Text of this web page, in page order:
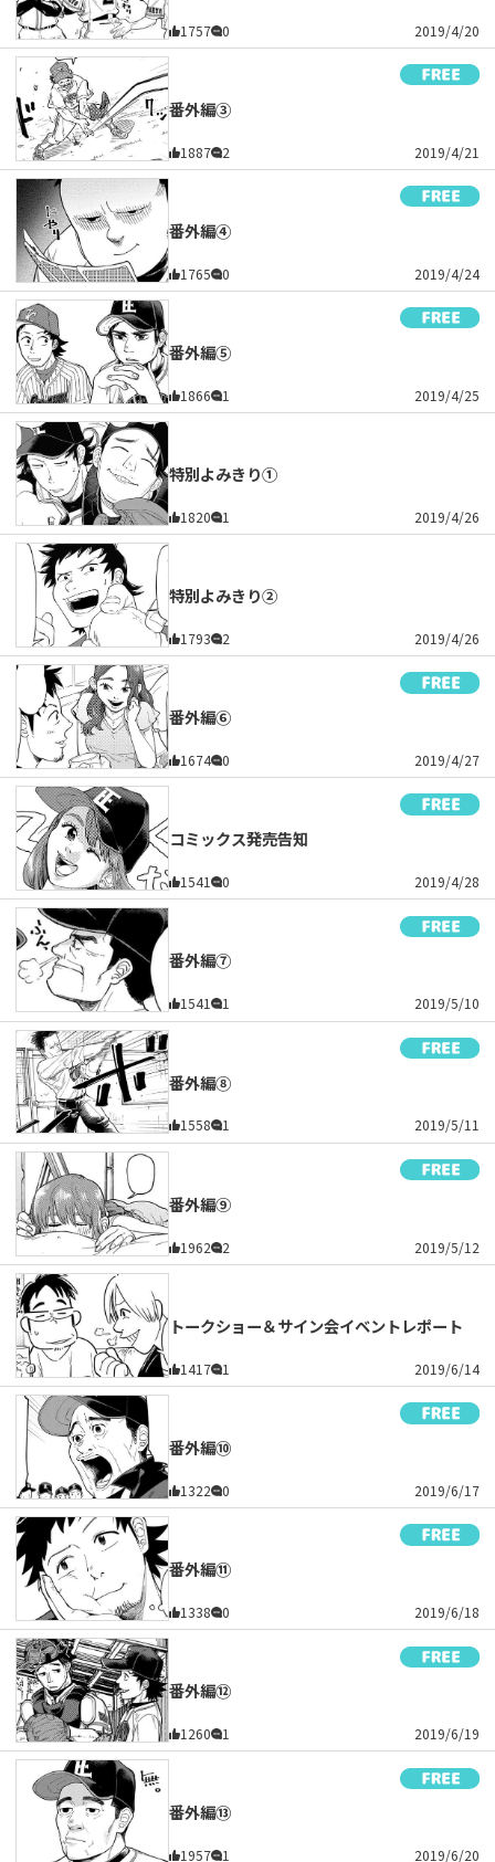
1757 0 2019/4/20
番外編③
1887 2 2019/4/21
番外編④
1765 0 2019/4/24
番外編⑤
1866 1 2019/4/25
特別よみきり①
1820 1 2019/4/26
特別よみきり②
1793 2 2019/4/26
番外編⑥
1674 0 2019/4/27
コミックス発売告知
1541 0 2019/4/28
番外編⑦
1541 1 2019/5/10
番外編⑧
1558 1 2019/5/11
番外編⑨
1962 2 2019/5/12
トークショー＆サイン会イベントレポート
1417 1 2019/6/14
番外編⑩
1322 0 2019/6/17
番外編⑪
1338 0 2019/6/18
番外編⑫
1260 1 2019/6/19
番外編⑬
1957 1 2019/6/20